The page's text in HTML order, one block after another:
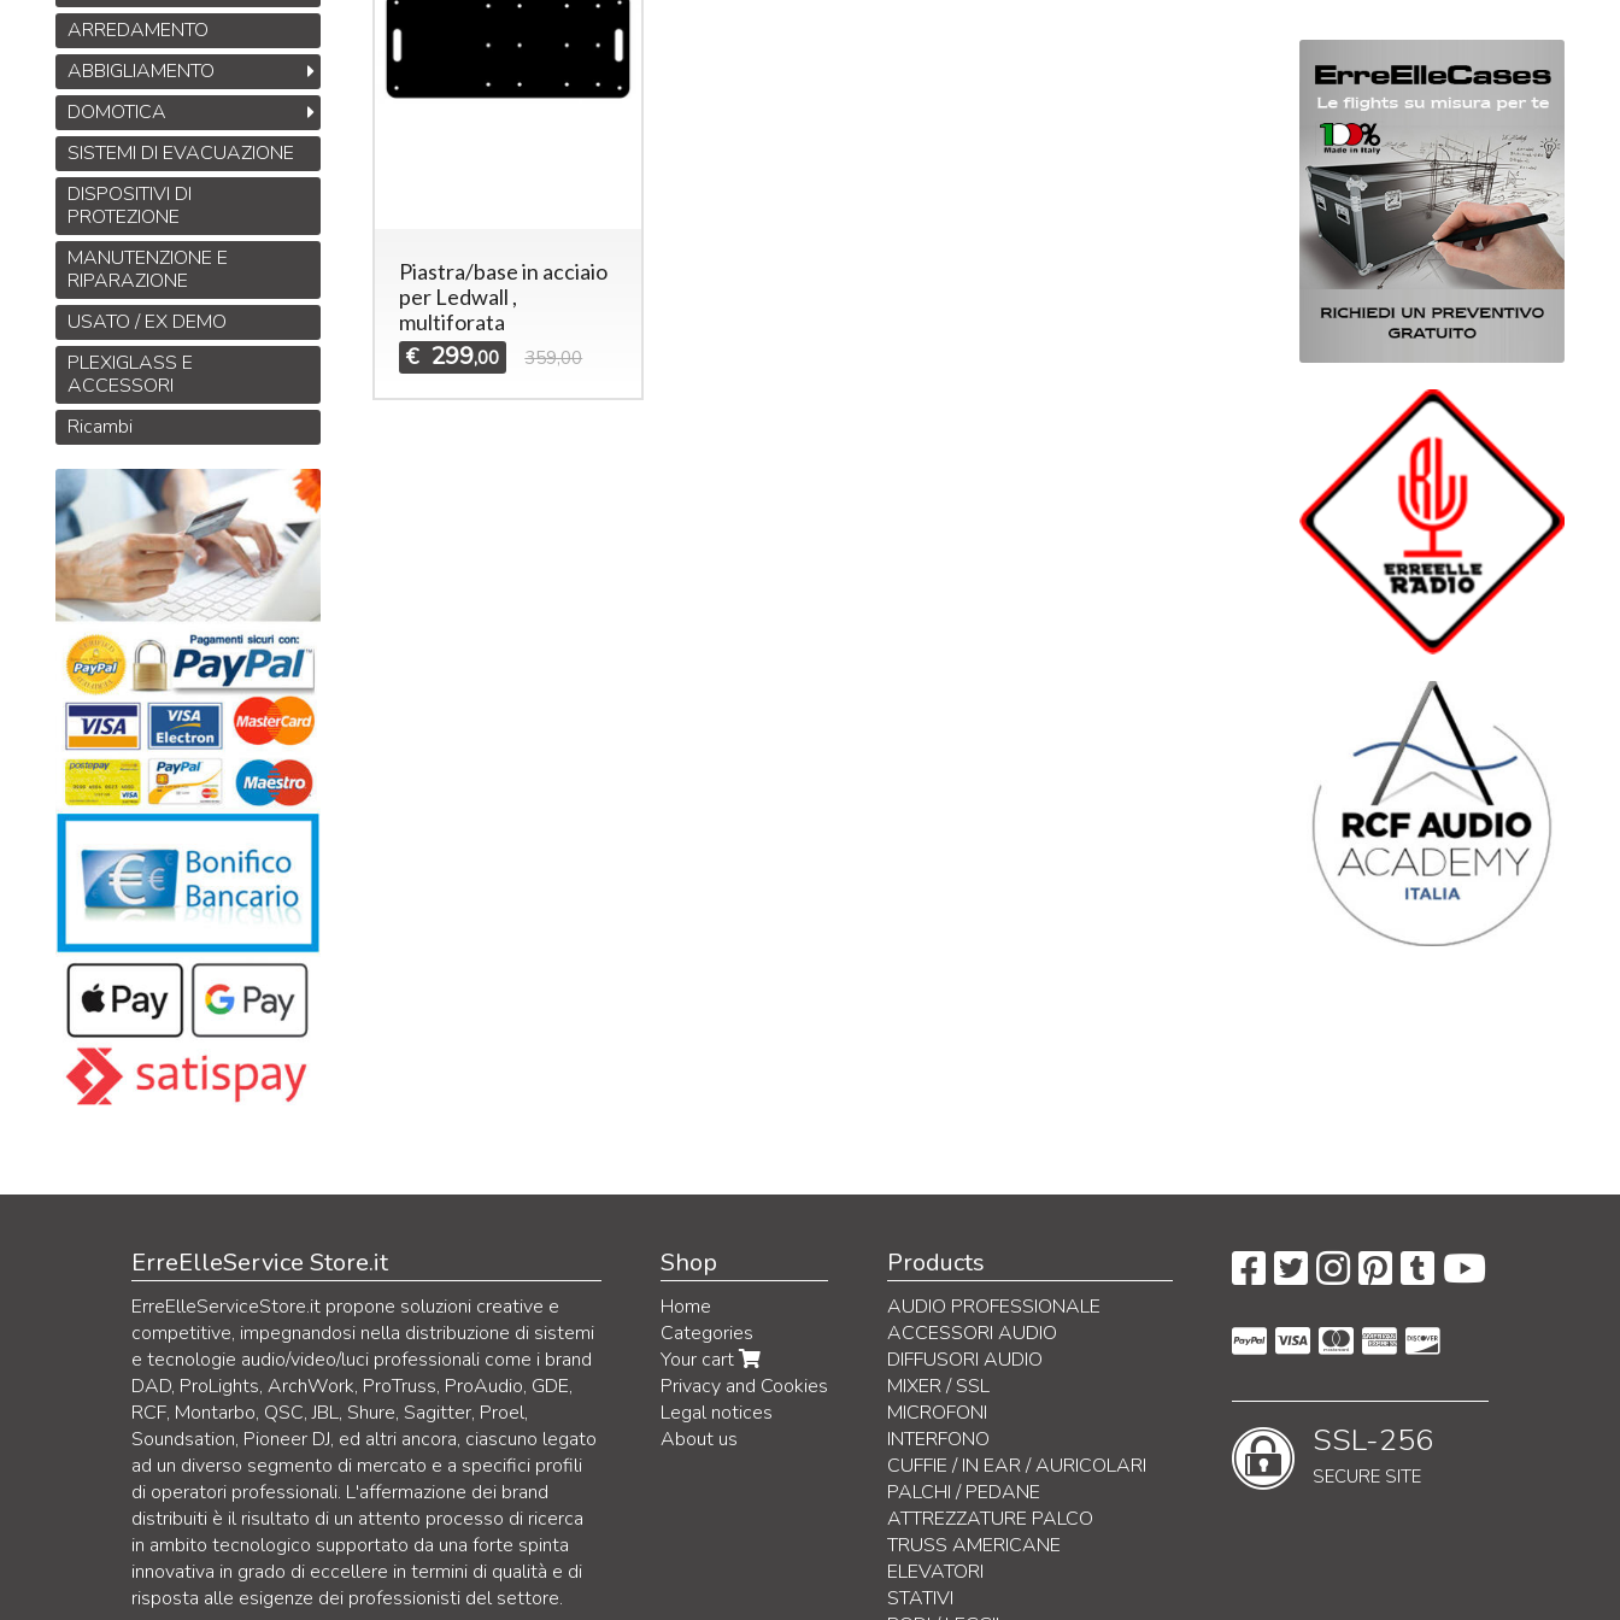
Piastra/base in acciaio
per Ledwall ,
multiforata
€ 299,00 359,00
ARREDAMENTO
ABBIGLIAMENTO
DOMOTICA
SISTEMI DI EVACUAZIONE
DISPOSITIVI DI
PROTEZIONE
MANUTENZIONE E
RIPARAZIONE
USATO / EX DEMO
PLEXIGLASS E
ACCESSORI
Ricambi
ErreElleService Store.it
ErreElleServiceStore.it propone soluzioni creative e
competitive, impegnandosi nella distribuzione di sistemi
e tecnologie audio/video/luci professionali come i brand
DAD, ProLights, ArchWork, ProTruss, ProAudio, GDE,
RCF, Montarbo, QSC, JBL, Shure, Sagitter, Proel,
Soundsation, Pioneer DJ, ed altri ancora, ciascuno legato
ad un diverso segmento di mercato e a specifici profili
di operatori professionali. L'affermazione dei brand
distribuiti è il risultato di un attento processo di ricerca
in ambito tecnologico supportato da una forte spinta
innovativa in grado di eccellere in termini di qualità e di
risposta alle esigenze dei professionisti del settore.
Shop
Home
Categories
Your cart
Privacy and Cookies
Legal notices
About us
Products
AUDIO PROFESSIONALE
ACCESSORI AUDIO
DIFFUSORI AUDIO
MIXER / SSL
MICROFONI
INTERFONO
CUFFIE / IN EAR / AURICOLARI
PALCHI / PEDANE
ATTREZZATURE PALCO
TRUSS AMERICANE
ELEVATORI
STATIVI
SSL-256
SECURE SITE